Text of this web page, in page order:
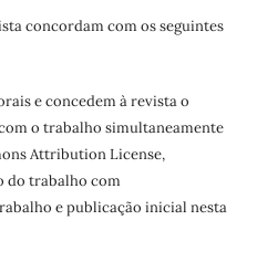
concordam com os seguintes
e concedem à revista o
o trabalho simultaneamente
Attribution License,
do trabalho com
e publicação inicial nesta